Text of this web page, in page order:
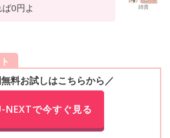
姉貴
0円よ
料お試しはこちらから／
NEXTで今すぐ見る